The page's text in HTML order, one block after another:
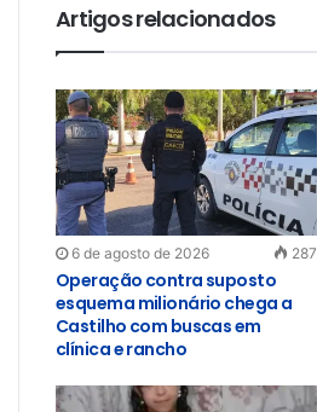
Artigos relacionados
6 de agosto de 2026 287
Operação contra suposto
esquema milionário chega a
Castilho com buscas em
clínica e rancho